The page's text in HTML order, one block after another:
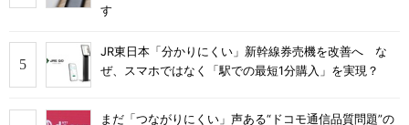
す
JR東日本「分かりにくい」新幹線券売機を改善へ な
ぜ、スマホではなく「駅での最短1分購入」を実現？
まだ「つながりにくい」声ある“ドコモ通信品質問題”の